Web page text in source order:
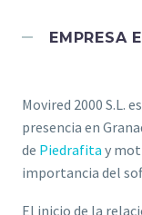
EMPRESA
Movired 2000 S.L.
presencia en
de Piedrafita y
importancia del
El inicio de la